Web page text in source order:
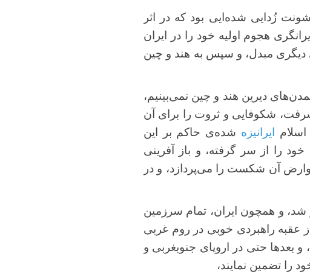
زُدایی شده‌ایی بود که در اثر
هجوم اولیه خود را در ایران
دیگری مبدل، و سپس به هند و چین
دیرین هند و چین نمی‌بینیم،
شکوفایی و ثروت را برای آن
ایرانیزه شده‌ی حاکم بر این
را از سر گرفته، و باز آفرینی
آن شکست را می‌پردازد، و در
شد، و همچون ایران، تمام سرزمین‌
عقبه راهبردی خوبی در روم غربی
بعدها حتی در اروپای جنوبغربی و
را تضمین نمایند،